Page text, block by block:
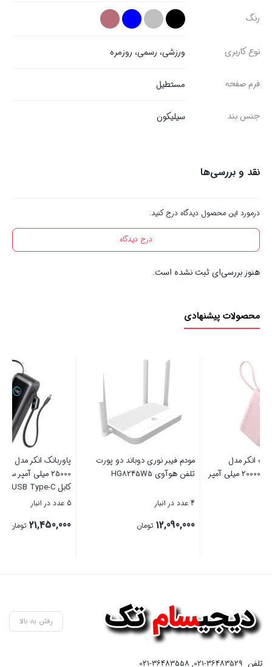
رنگ
نوع کاربری ورزشی، رسمی، روزمره
فرم صفحه مستطیل
جنس بند سیلیکون
نقد و بررسی‌ها
درمورد این محصول دیدگاه درج کنید.
درج دیدگاه
هنوز بررسی‌ای ثبت نشده است.
محصولات پیشنهادی
پاوربانک انکر مدل A1695 ظرفیت
25000 میلی آمپر ساعت به همراه دو
تومان
پاوربانک انکر مدل A1257 ظرفیت
10000 میلی آمپر ساعت به همراه
تومان
رفتن به بالا
تلفن 021-36483529
,
021-36483558